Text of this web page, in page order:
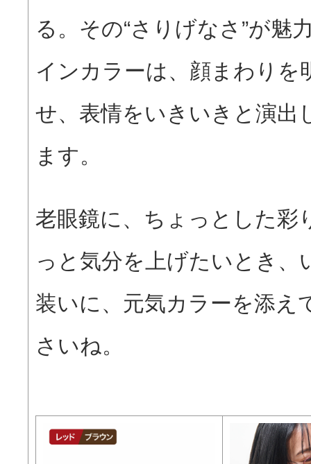
る。その“さりげなさ”が魅
インカラーは、顔まわりを
せ、表情をいきいきと演出
ます。
老眼鏡に、ちょっとした彩
っと気分を上げたいとき、
装いに、元気カラーを添え
さいね。